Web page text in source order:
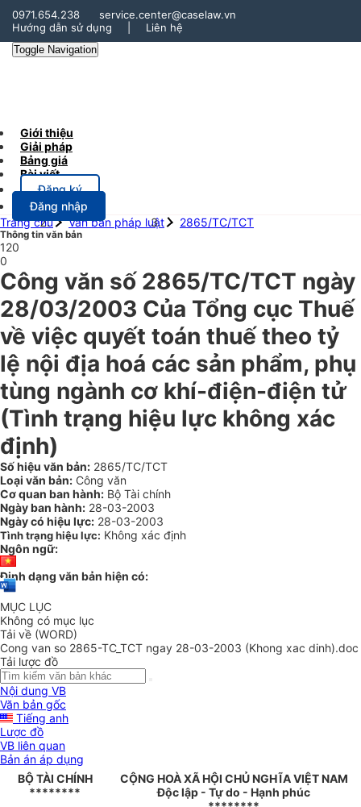
0971.654.238
service.center@caselaw.vn
Hướng dẫn sử dụng
Liên hệ
Toggle Navigation
Giới thiệu
Giải pháp
Bảng giá
Bài viết
Đăng ký
Đăng nhập
Trang chủ
Văn bản pháp luật 2865/TC/TCT
Thông tin văn bản
120
0
Công văn số 2865/TC/TCT ngày
28/03/2003 Của Tổng cục Thuế
về việc quyết toán thuế theo tỷ
lệ nội địa hoá các sản phẩm, phụ
tùng ngành cơ khí-điện-điện tử
(Tình trạng hiệu lực không xác
định)
Số hiệu văn bản: 2865/TC/TCT
Loại văn bản: Công văn
Cơ quan ban hành: Bộ Tài chính
Ngày ban hành: 28-03-2003
Ngày có hiệu lực: 28-03-2003
Tình trạng hiệu lực: Không xác định
Ngôn ngữ:
Định dạng văn bản hiện có:
MỤC LỤC
Không có mục lục
Tải về (WORD)
Cong van so 2865-TC_TCT ngay 28-03-2003 (Khong xac dinh).doc
Tải lược đồ
Nội dung VB
Văn bản gốc
Tiếng anh
Lược đồ
VB liên quan
Bản án áp dụng
BỘ TÀI CHÍNH
********
CỘNG HOÀ XÃ HỘI CHỦ NGHĨA VIỆT NAM
Độc lập - Tự do - Hạnh phúc